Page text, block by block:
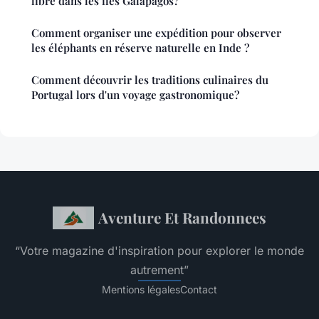
Comment organiser une expédition pour observer
les éléphants en réserve naturelle en Inde ?
Comment découvrir les traditions culinaires du
Portugal lors d'un voyage gastronomique?
Aventure Et Randonnees
“Votre magazine d'inspiration pour explorer le monde
autrement”
Mentions légalesContact